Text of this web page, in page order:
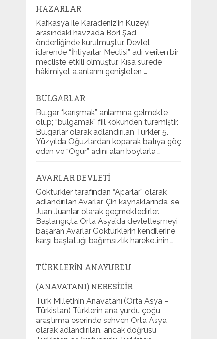
HAZARLAR
Kafkasya ile Karadeniz’in Kuzeyi
arasındaki havzada Böri Şad
önderliğinde kurulmuştur. Devlet
idarende “İhtiyarlar Meclisi” adı verilen bir
mecliste etkili olmuştur. Kısa sürede
hâkimiyet alanlarını genişleten …
BULGARLAR
Bulgar “karışmak” anlamına gelmekte
olup; “bulgamak” fiil kökünden türemiştir.
Bulgarlar olarak adlandırılan Türkler 5.
Yüzyılda Oğuzlardan koparak batıya göç
eden ve “Ogur” adını alan boylarla …
AVARLAR DEVLETI
Göktürkler tarafından “Aparlar” olarak
adlandırılan Avarlar, Çin kaynaklarında ise
Juan Juanlar olarak geçmektedirler.
Başlangıçta Orta Asya’da devletleşmeyi
başaran Avarlar Göktürklerin kendilerine
karşı başlattığı bağımsızlık hareketinin …
TÜRKLERIN ANAYURDU
(ANAVATANI) NERESIDIR
Türk Milletinin Anavatanı (Orta Asya –
Türkistan) Türklerin ana yurdu çoğu
araştırma eserinde sehven Orta Asya
olarak adlandırılan, ancak doğrusu